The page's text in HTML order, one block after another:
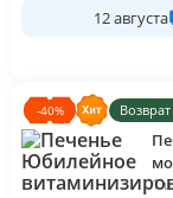
12 августа
-40%
1